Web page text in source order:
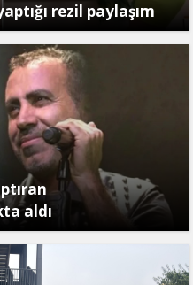
rezil paylaşım
aldı